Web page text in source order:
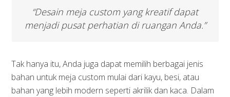
“Desain meja custom yang kreatif dapat
menjadi pusat perhatian di ruangan Anda.”
Tak hanya itu, Anda juga dapat memilih berbagai jenis
bahan untuk meja custom mulai dari kayu, besi, atau
bahan yang lebih modern seperti akrilik dan kaca. Dalam